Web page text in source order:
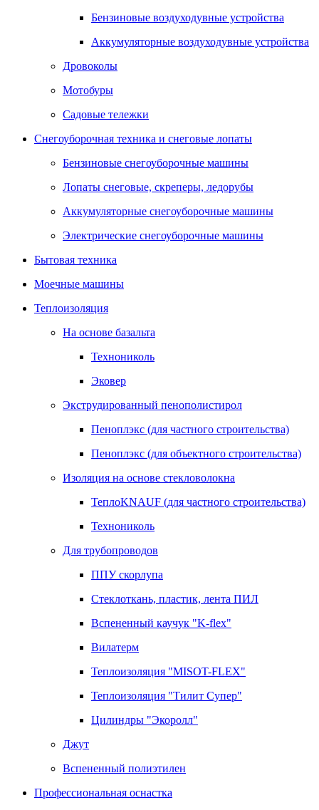
Бензиновые воздуходувные устройства
Аккумуляторные воздуходувные устройства
Дровоколы
Мотобуры
Садовые тележки
Снегоуборочная техника и снеговые лопаты
Бензиновые снегоуборочные машины
Лопаты снеговые, скреперы, ледорубы
Аккумуляторные снегоуборочные машины
Электрические снегоуборочные машины
Бытовая техника
Моечные машины
Теплоизоляция
На основе базальта
Технониколь
Эковер
Экструдированный пенополистирол
Пеноплэкс (для частного строительства)
Пеноплэкс (для объектного строительства)
Изоляция на основе стекловолокна
ТеплоKNAUF (для частного строительства)
Технониколь
Для трубопроводов
ППУ скорлупа
Стеклоткань, пластик, лента ПИЛ
Вспененный каучук "K-flex"
Вилатерм
Теплоизоляция "MISOT-FLEX"
Теплоизоляция "Тилит Супер"
Цилиндры "Экоролл"
Джут
Вспененный полиэтилен
Профессиональная оснастка